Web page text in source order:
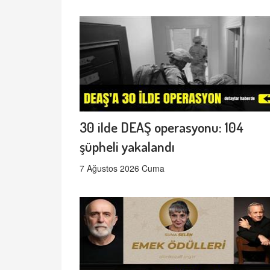
30 ilde DEAŞ operasyonu: 104
şüpheli yakalandı
7 Ağustos 2026 Cuma